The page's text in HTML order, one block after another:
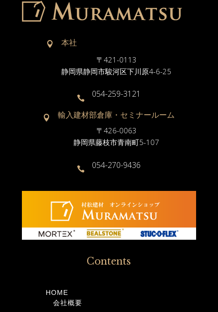
 本社
〒421-0113
静岡県静岡市駿河区下川原4-6-25
 054-259-3121
 輸入建材部倉庫・セミナールーム
〒426-0063
静岡県藤枝市青南町5-107
 054-270-9436
Contents
HOME
会社概要